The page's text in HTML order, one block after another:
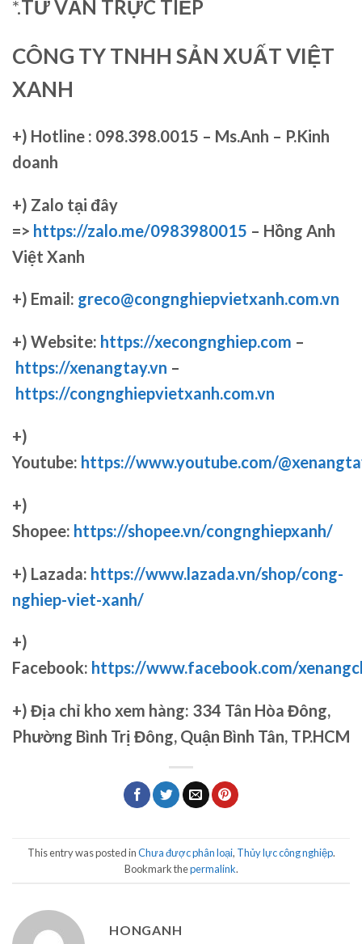
*.TƯ VẤN TRỰC TIẾP
CÔNG TY TNHH SẢN XUẤT VIỆT
XANH
+) Hotline : 098.398.0015 – Ms.Anh – P.Kinh
doanh
+) Zalo tại đây
=> https://zalo.me/0983980015 – Hồng Anh
Việt Xanh
+) Email: greco@congnghiepvietxanh.com.vn
+) Website: https://xecongnghiep.com –
https://xenangtay.vn –
https://congnghiepvietxanh.com.vn
+)
Youtube: https://www.youtube.com/
+)
Shopee: https://shopee.vn/congnghiepxanh/
+) Lazada: https://www.lazada.vn/shop/cong-
nghiep-viet-xanh/
+)
Facebook: https://www.facebook.com/
+) Địa chỉ kho xem hàng: 334 Tân Hòa Đông,
Phường Bình Trị Đông, Quận Bình Tân, TP.HCM
This entry was posted inChưa được phân loại, Thủy lực công nghiệp.
Bookmark thepermalink.
HONGANH